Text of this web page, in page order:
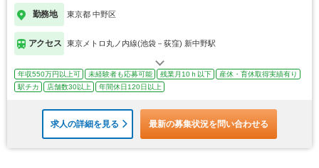
勤務地 東京都 中野区
アクセス 東京メトロ丸ノ内線(池袋－荻窪) 新中野駅
年収550万円以上可 未経験者も応募可能 残業月10ｈ以下
産休・育休取得実績有り
駅チカ
店舗数30以上 年間休日120日以上
求人の詳細を見る 最新の募集状況を問い合わせる